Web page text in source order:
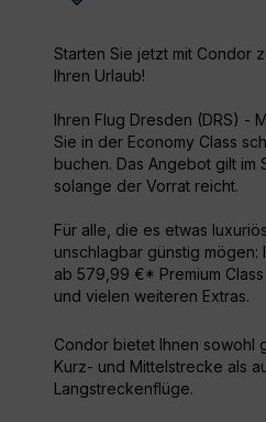
Starten Sie jetzt mit Condor
Ihren Urlaub!
Ihren Flug Dresden (DRS) -
Sie in der Economy Class
buchen. Das Angebot gilt im
solange der Vorrat reicht.
Für alle, die es etwas
unschlagbar günstig mögen:
ab 579,99 €* Premium
und vielen weiteren Extras.
Condor bietet Ihnen sowohl
Kurz- und Mittelstrecke als
Langstreckenflüge.